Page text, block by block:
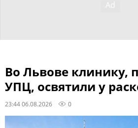
Во Львове клинику,
УПЦ, освятили у
23:44 06.08.2026 0